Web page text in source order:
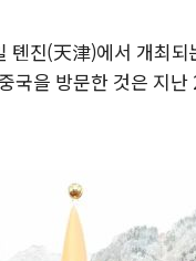
톈진(天津)에서 개최
국을 방문한 것은 지